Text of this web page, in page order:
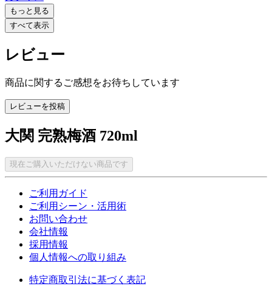
もっと見る
すべて表示
レビュー
商品に関するご感想をお待ちしています
レビューを投稿
大関 完熟梅酒 720ml
現在ご購入いただけない商品です
ご利用ガイド
ご利用シーン・活用術
お問い合わせ
会社情報
採用情報
個人情報への取り組み
特定商取引法に基づく表記